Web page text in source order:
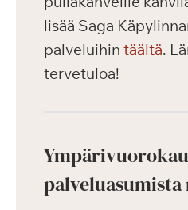
lisää Saga
palveluihin täältä.
tervetuloa!